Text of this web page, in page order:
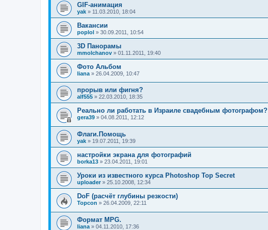
GIF-анимация
yak » 11.03.2010, 18:04
Вакансии
poplol » 30.09.2011, 10:54
3D Панорамы
mmolchanov » 01.11.2011, 19:40
Фото Альбом
liana » 26.04.2009, 10:47
прорыв или фигня?
alf555 » 22.03.2010, 18:35
Реально ли работать в Израиле свадебным фотографом?
gera39 » 04.08.2011, 12:12
Флаги.Помощь
yak » 19.07.2011, 19:39
настройки экрана для фотографий
borka13 » 23.04.2011, 19:01
Уроки из известного курса Photoshop Top Secret
uploader » 25.10.2008, 12:34
DoF (расчёт глубины резкости)
Topcon » 26.04.2009, 22:11
Формат MPG.
liana » 04.11.2010, 17:36